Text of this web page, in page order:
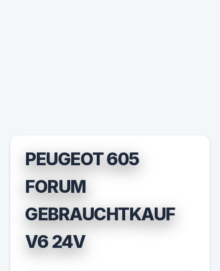
PEUGEOT 605
FORUM
GEBRAUCHTKAUF
V6 24V